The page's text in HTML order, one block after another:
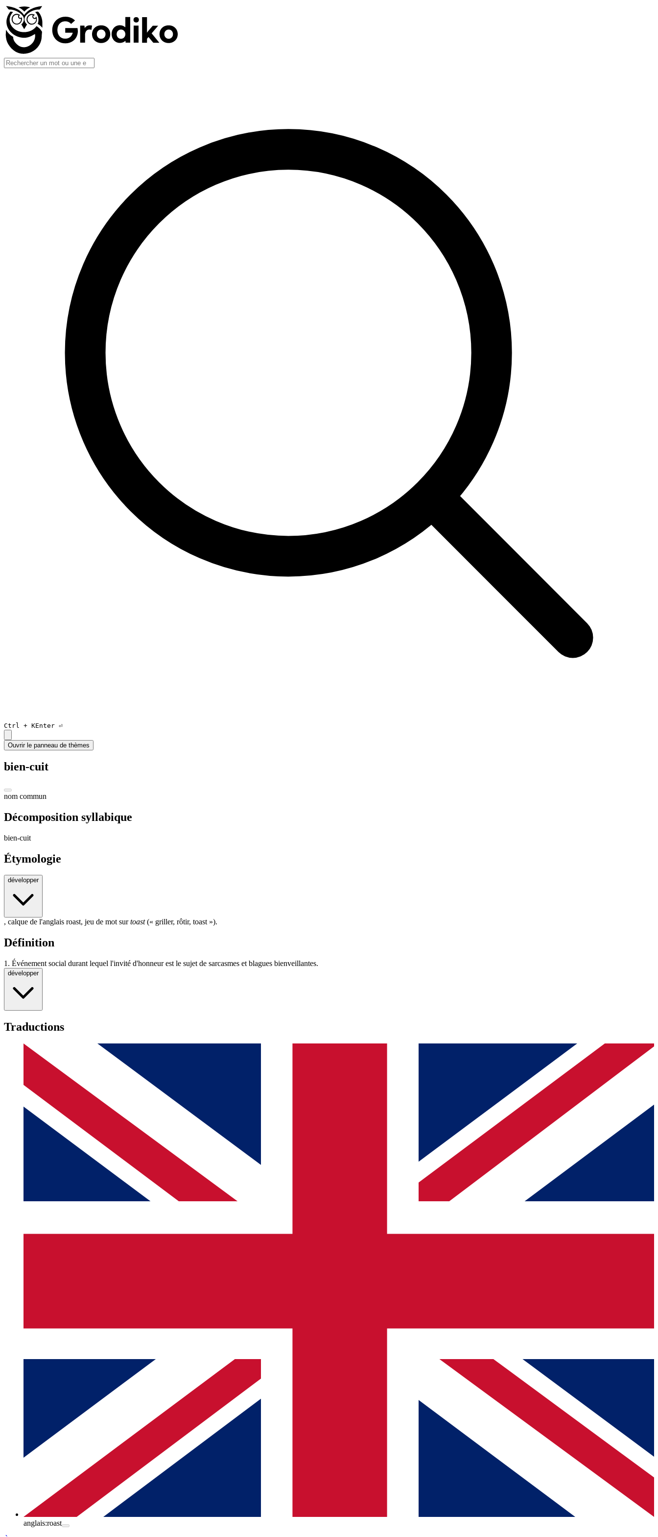
Ctrl + KEnter ⏎
Ouvrir le panneau de thèmes
bien-cuit
nom commun
Décomposition syllabique
bien-cuit
Étymologie
développer
, calque de l'anglais roast, jeu de mot surtoast(« griller, rôtir, toast »).
Définition
1. Événement social durant lequel l'invité d'honneur est le sujet de sarcasmes et blagues bienveillantes.
développer
Traductions
anglais:roast